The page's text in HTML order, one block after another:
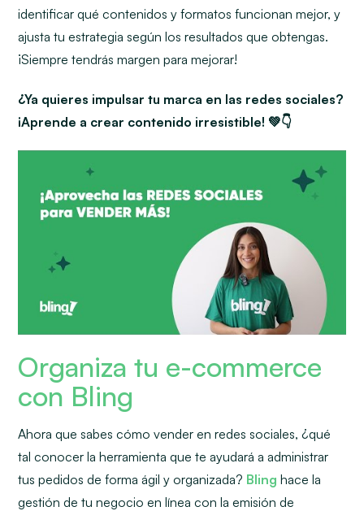
identificar qué contenidos y formatos funcionan mejor, y
ajusta tu estrategia según los resultados que obtengas.
¡Siempre tendrás margen para mejorar!
¿Ya quieres impulsar tu marca en las redes sociales?
¡Aprende a crear contenido irresistible! 💚👇
Organiza tu e-commerce
con Bling
Ahora que sabes cómo vender en redes sociales, ¿qué
tal conocer la herramienta que te ayudará a administrar
tus pedidos de forma ágil y organizada? Bling hace la
gestión de tu negocio en línea con la emisión de